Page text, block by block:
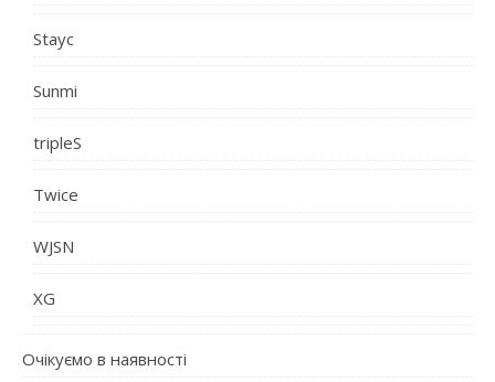
Stayc
Sunmi
tripleS
Twice
WJSN
XG
Очікуємо в наявності